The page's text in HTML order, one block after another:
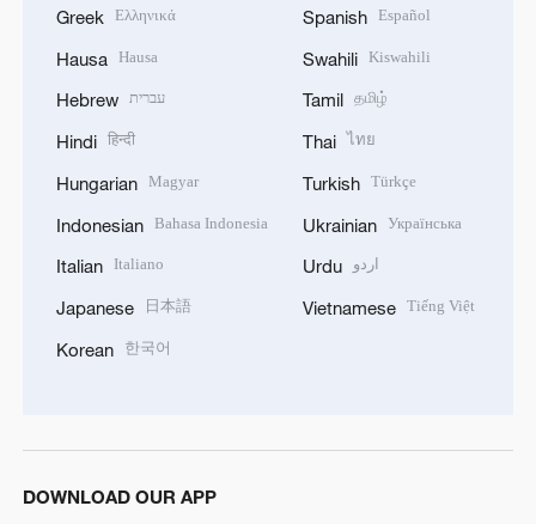
Greek Ελληνικά
Hausa Hausa
Hebrew עברית
Hindi हिन्दी
Hungarian Magyar
Indonesian Bahasa Indonesia
Italian Italiano
Japanese 日本語
Korean 한국어
Spanish Español
Swahili Kiswahili
Tamil தமிழ்
Thai ไทย
Turkish Türkçe
Ukrainian Українська
Urdu اردو
Vietnamese Tiếng Việt
DOWNLOAD OUR APP